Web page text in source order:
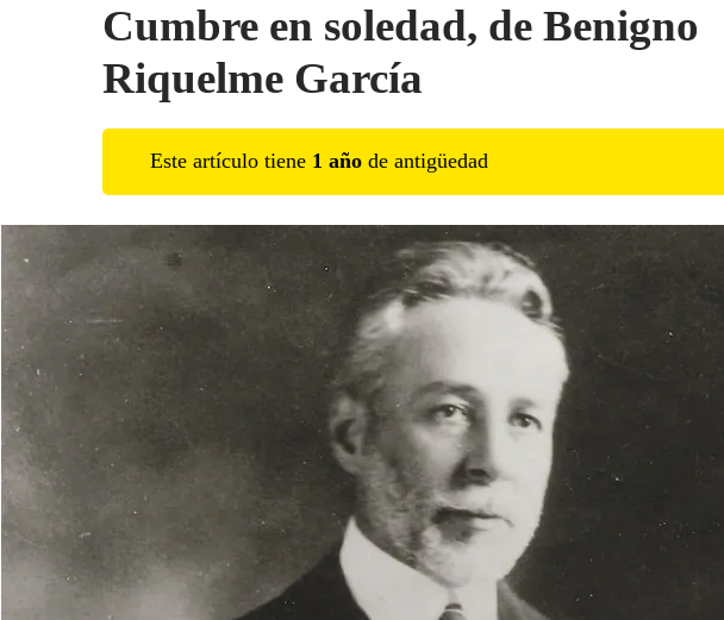
Cumbre en soledad, de Benigno
Riquelme García
Este artículo tiene 1 año de antigüedad